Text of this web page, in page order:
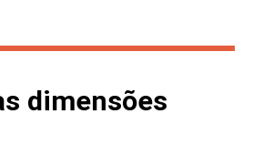
dimensões